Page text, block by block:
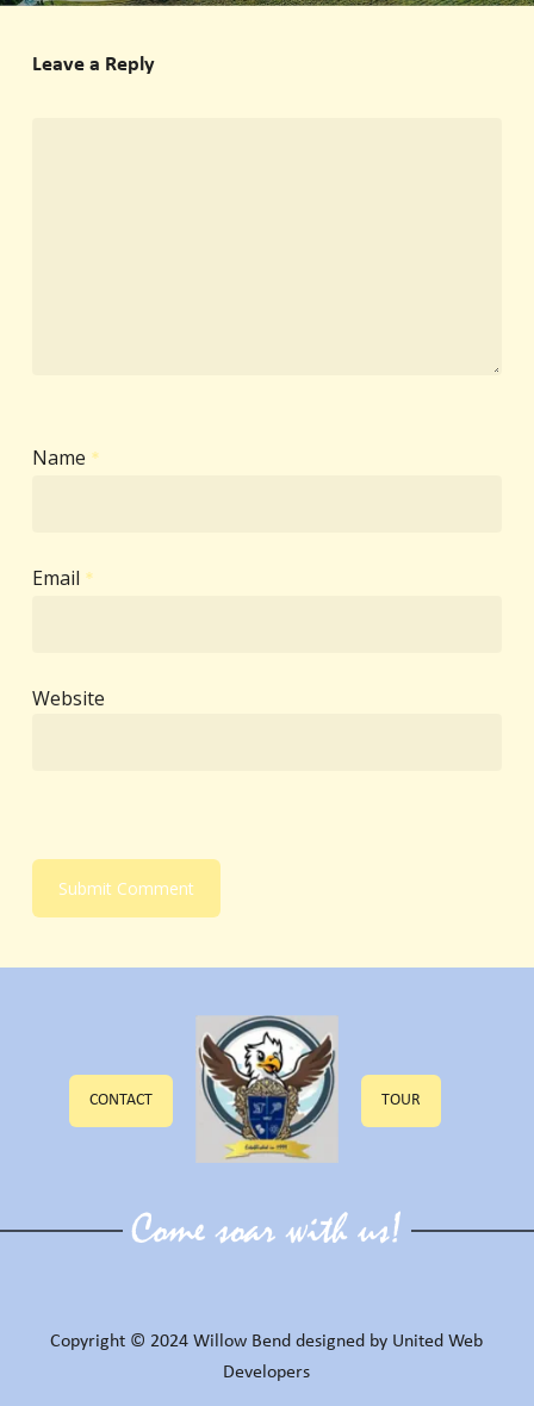
Leave a Reply
Name *
Email *
Website
CONTACT TOUR
Copyright © 2024 Willow Bend designed by United Web
Developers